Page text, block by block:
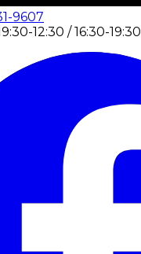
9607
9:30-12:30 / 16:30-19:30